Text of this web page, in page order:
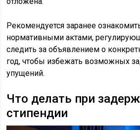
Рекомендуется заранее
нормативными актами,
следить за объявлением о
год, чтобы избежать возможных
упущений.
Что делать при
стипендии